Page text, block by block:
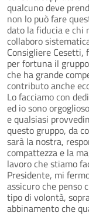
qualcuno deve
non lo può fare
dato la fiducia e chi
collaboro
Consigliere Cesetti,
per fortuna il
che ha grande
contributo anche
Lo facciamo con
ed io sono
e qualsiasi
questo gruppo, da
sarà la nostra,
compattezza e la
lavoro che stiamo
Presidente, mi
assicuro che penso
tipo di volontà,
abbinamento che